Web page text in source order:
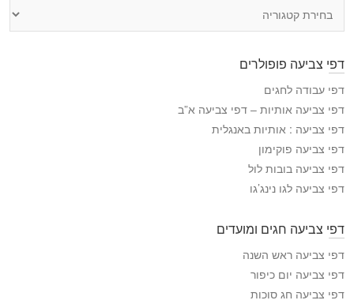
י
ה
צ
י
ע
ה
דפי צביעה פופולרים
דפי עבודה לחגים
דפי צביעה אותיות – דפי צביעה א”ב
דפי צביעה : אותיות באנגלית
דפי צביעה פוקימון
דפי צביעה בובות לול
דפי צביעה לגו נינג’גו
דפי צביעה חגים ומועדים
דפי צביעה ראש השנה
דפי צביעה יום כיפור
דפי צביעה חג סוכות